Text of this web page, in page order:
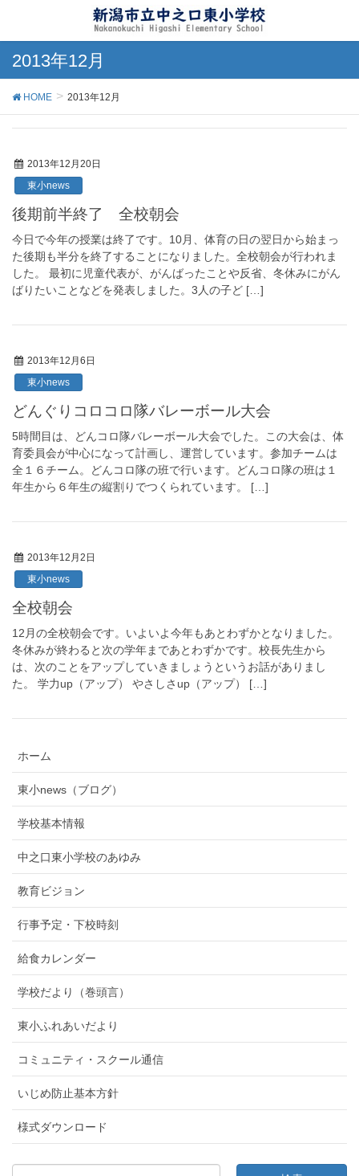
2013年12月
HOME 2013年12月
2013年12月20日
東小news
後期前半終了 全校朝会
今日で今年の授業は終了です。10月、体育の日の翌日から始まっ
た後期も半分を終了することになりました。全校朝会が行われま
した。 最初に児童代表が、がんばったことや反省、冬休みにがん
ばりたいことなどを発表しました。3人の子ど […]
2013年12月6日
東小news
どんぐりコロコロ隊バレーボール大会
5時間目は、どんコロ隊バレーボール大会でした。この大会は、体
育委員会が中心になって計画し、運営しています。参加チームは
全１６チーム。どんコロ隊の班で行います。どんコロ隊の班は１
年生から６年生の縦割りでつくられています。 […]
2013年12月2日
東小news
全校朝会
12月の全校朝会です。いよいよ今年もあとわずかとなりました。
冬休みが終わると次の学年まであとわずかです。校長先生から
は、次のことをアップしていきましょうというお話がありまし
た。 学力up（アップ） やさしさup（アップ） […]
ホーム
東小news（ブログ）
学校基本情報
中之口東小学校のあゆみ
教育ビジョン
行事予定・下校時刻
給食カレンダー
学校だより（巻頭言）
東小ふれあいだより
コミュニティ・スクール通信
いじめ防止基本方針
様式ダウンロード